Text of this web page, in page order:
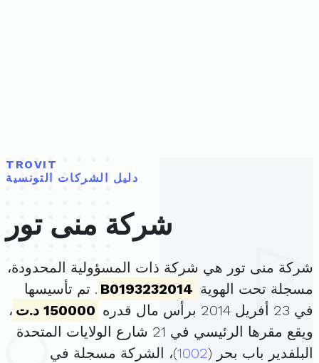
TROVIT
دليل الشركات التونسية
شركة منى تور
شركة منى تور هي شركة ذات المسؤولية المحدودة،
مسجلة تحت الهوية B0193232014 . تم تأسيسها
في 23 أفريل 2014 برأس مال قدره
150000 د.ت
،
ويقع مقرها الرئيسي في 21 شارع الولايات المتحدة
البلفدير باب بحر (1002)، الشركة مسجلة في